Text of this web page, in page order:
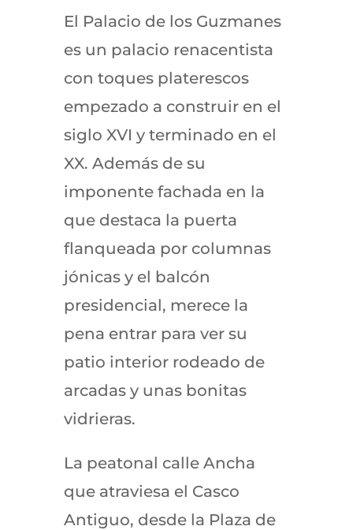
El Palacio de los Guzmanes
es un palacio renacentista
con toques platerescos
empezado a construir en el
siglo XVI y terminado en el
XX. Además de su
imponente fachada en la
que destaca la puerta
flanqueada por columnas
jónicas y el balcón
presidencial, merece la
pena entrar para ver su
patio interior rodeado de
arcadas y unas bonitas
vidrieras.
La peatonal calle Ancha
que atraviesa el Casco
Antiguo, desde la Plaza de